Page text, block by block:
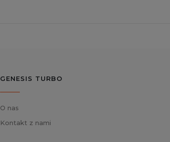
GENESIS TURBO
O nas
Kontakt z nami